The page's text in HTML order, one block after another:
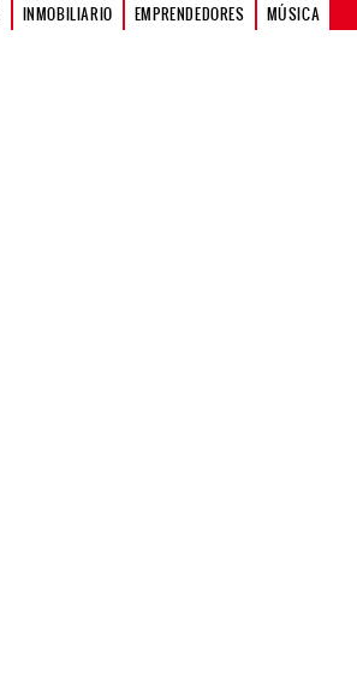
INMOBILIARIO EMPRENDEDORES MÚSICA